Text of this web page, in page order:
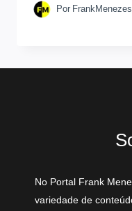
Por FrankMenezes
No Portal Frank
variedade de